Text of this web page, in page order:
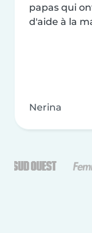
papas qui
d'aide à la
Nerina